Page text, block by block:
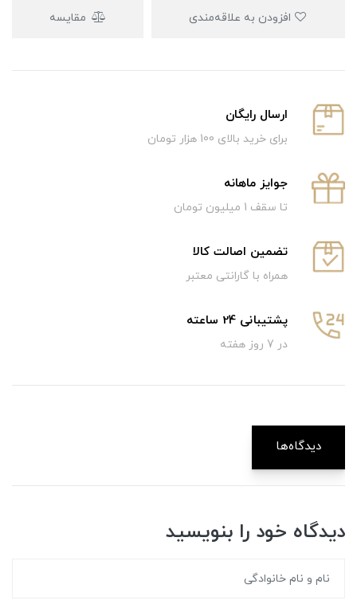
مقایسه
ارسال رایگان
برای خرید بالای 100 هزار تومان
جوایز ماهانه
تا سقف 1 میلیون تومان
تضمین اصالت کالا
همراه با گارانتی معتبر
پشتیبانی 24 ساعته
در 7 روز هفته
دیدگاه‌ها
دیدگاه خود را بنویسید